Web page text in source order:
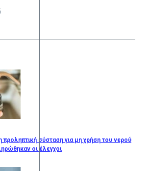
προληπτική σύσταση για μη χρήση του νερού
οι έλεγχοι